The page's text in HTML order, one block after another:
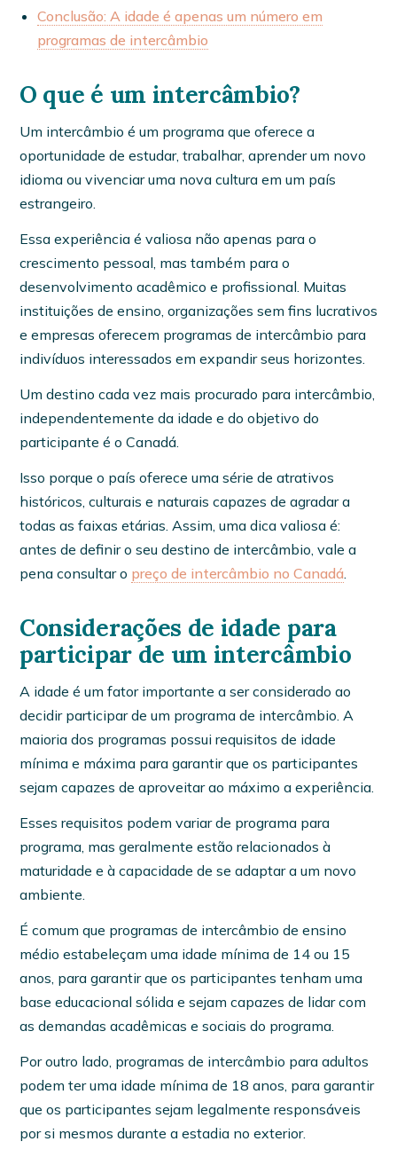
Conclusão: A idade é apenas um número em
programas de intercâmbio
O que é um intercâmbio?
Um intercâmbio é um programa que oferece a
oportunidade de estudar, trabalhar, aprender um novo
idioma ou vivenciar uma nova cultura em um país
estrangeiro.
Essa experiência é valiosa não apenas para o
crescimento pessoal, mas também para o
desenvolvimento acadêmico e profissional. Muitas
instituições de ensino, organizações sem fins lucrativos
e empresas oferecem programas de intercâmbio para
indivíduos interessados em expandir seus horizontes.
Um destino cada vez mais procurado para intercâmbio,
independentemente da idade e do objetivo do
participante é o Canadá.
Isso porque o país oferece uma série de atrativos
históricos, culturais e naturais capazes de agradar a
todas as faixas etárias. Assim, uma dica valiosa é:
antes de definir o seu destino de intercâmbio, vale a
pena consultar o preço de intercâmbio no Canadá.
Considerações de idade para
participar de um intercâmbio
A idade é um fator importante a ser considerado ao
decidir participar de um programa de intercâmbio. A
maioria dos programas possui requisitos de idade
mínima e máxima para garantir que os participantes
sejam capazes de aproveitar ao máximo a experiência.
Esses requisitos podem variar de programa para
programa, mas geralmente estão relacionados à
maturidade e à capacidade de se adaptar a um novo
ambiente.
É comum que programas de intercâmbio de ensino
médio estabeleçam uma idade mínima de 14 ou 15
anos, para garantir que os participantes tenham uma
base educacional sólida e sejam capazes de lidar com
as demandas acadêmicas e sociais do programa.
Por outro lado, programas de intercâmbio para adultos
podem ter uma idade mínima de 18 anos, para garantir
que os participantes sejam legalmente responsáveis
por si mesmos durante a estadia no exterior.